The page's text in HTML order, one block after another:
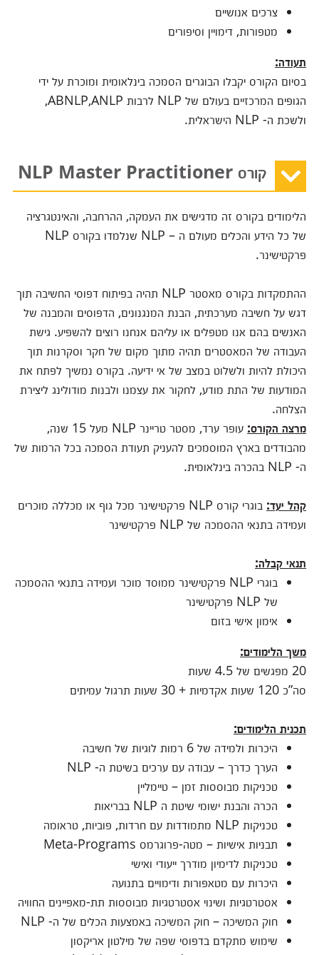
צרכים אנושיים
מטפורות, דימויין וסיפורים
תעודה:
בסיום הקורס יקבלו הבוגרים הסמכה בינלאומית ומוכרת על ידי
הגופים המרכזיים בעולם של NLP לרבות ABNLP,ANLP,
ולשכת ה- NLP הישראלית.
קורס NLP Master Practitioner
הלימודים בקורס זה מדגישים את העמקה, ההרחבה, והאינטגרציה
של כל הידע והכלים מעולם ה – NLP שנלמדו בקורס NLP
פרקטישינר.
ההתמקדות בקורס מאסטר NLP תהיה בפיתוח דפוסי החשיבה תוך
דגש על חשיבה מערכתית, הבנת המנגנונים, הדפוסים והמבנה של
האנשים בהם אנו מטפלים או עליהם אנחנו רוצים להשפיע. גישת
העבודה של המאסטרים תהיה מתוך מקום של חקר וסקרנות תוך
היכולת להיות ולשלוט במצב של אי ידיעה. בקורס נמשיך לפתח את
המודעות של התת מודע, לחקור את עצמנו ולבנות מודולינג ליצירת
הצלחה.
מרצה הקורס:
עופר ערד, מסטר טריינר NLP מעל 15 שנה,
מהבודדים בארץ המוסמכים להעניק תעודת הסמכה בכל הרמות של
ה- NLP בהכרה בינלאומית.
קהל יעד:
בוגרי קורס NLP פרקטישינר מכל גוף או מכללה מוכרים
ועמידה בתנאי ההסמכה של NLP פרקטישינר
תנאי קבלה:
בוגרי NLP פרקטישינר ממוסד מוכר ועמידה בתנאי ההסמכה
של NLP פרקטישינר
אימון אישי בזום
משך הלימודים:
20 מפגשים של 4.5 שעות
סה”כ 120 שעות אקדמיות + 30 שעות תרגול עמיתים
תכנית הלימודים:
היכרות ולמידה של 6 רמות לוגיות של חשיבה
הערך כדרך – עבודה עם ערכים בשיטת ה- NLP
טכניקות מבוססות זמן – טיימליין
הכרה והבנת ישומי שיטת ה NLP בבריאות
טכניקות NLP מתמודדות עם חרדות, פוביות, טראומה
תבניות אישיות – מטה-פרוגרמס Meta-Programs
טכניקות לדימיון מודרך ייעודי ואישי
היכרות עם מטאפורות ודימויים בתנועה
אסטרטגיות ושינוי אסטרטגיות מבוססות תת-מאפיינים החוויה
חוק המשיכה – חוק המשיכה באמצעות הכלים של ה- NLP
שימוש מתקדם בדפוסי שפה של מילטון אריקסון